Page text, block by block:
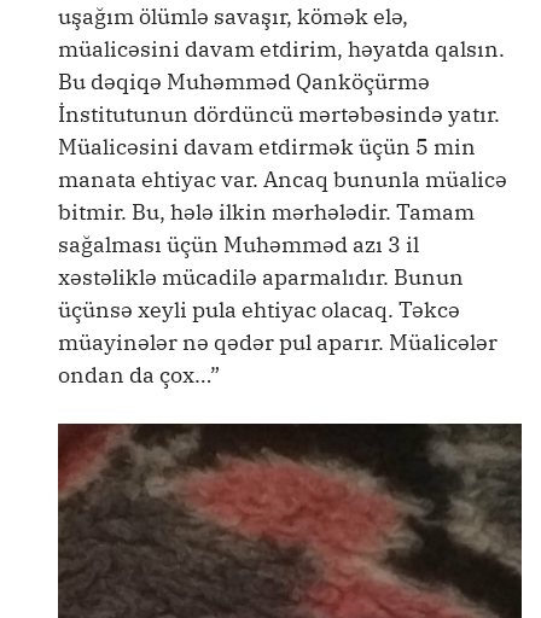
uşağım ölümlə savaşır, kömək elə,
müalicəsini davam etdirim, həyatda qalsın.
Bu dəqiqə Muhəmməd Qanköçürmə
İnstitutunun dördüncü mərtəbəsində yatır.
Müalicəsini davam etdirmək üçün 5 min
manata ehtiyac var. Ancaq bununla müalicə
bitmir. Bu, hələ ilkin mərhələdir. Tamam
sağalması üçün Muhəmməd azı 3 il
xəstəliklə mücadilə aparmalıdır. Bunun
üçünsə xeyli pula ehtiyac olacaq. Təkcə
müayinələr nə qədər pul aparır. Müalicələr
ondan da çox…”